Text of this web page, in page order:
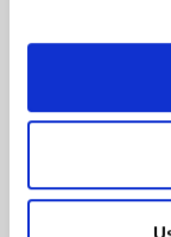
Milano 3
Dedicato